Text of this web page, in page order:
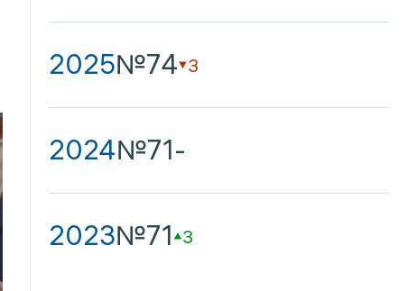
2025№74 3
2024№71-
2023№71 3